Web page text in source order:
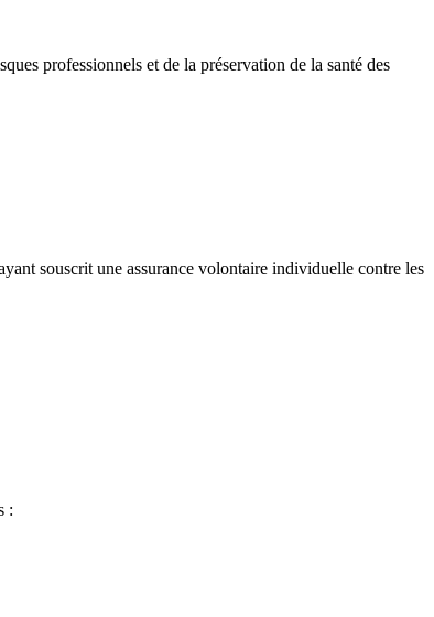
professionnels et de la préservation de la santé des
souscrit une assurance volontaire individuelle contre les
: